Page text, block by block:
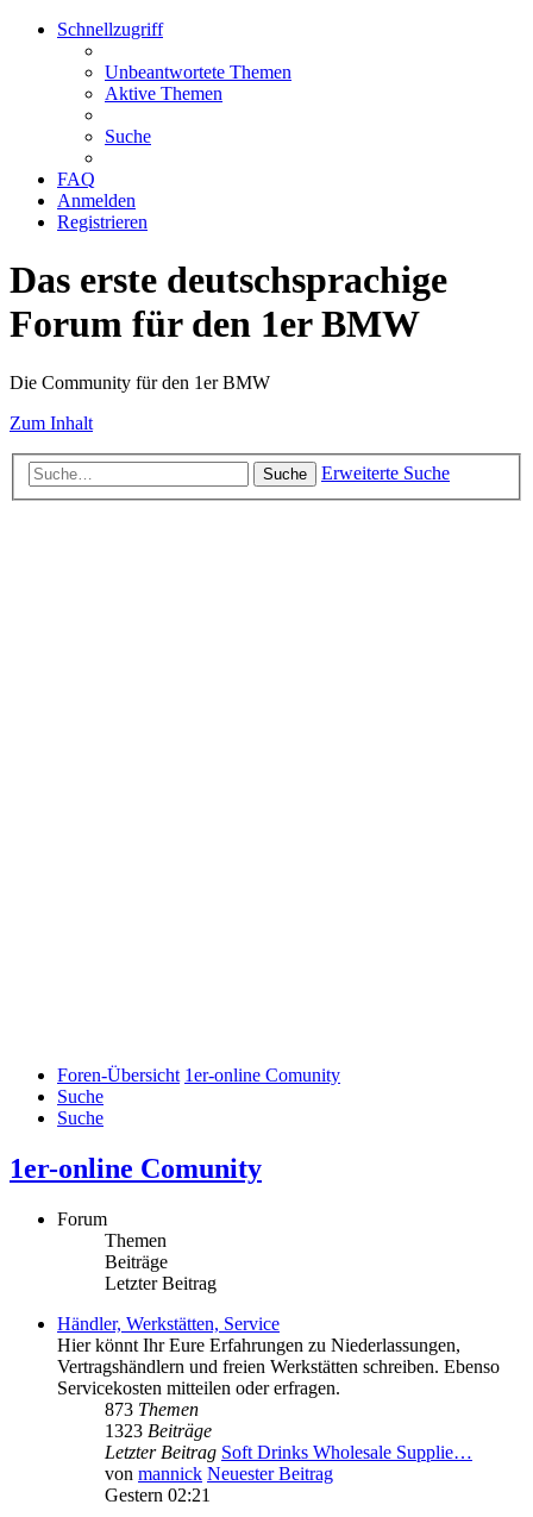
Schnellzugriff
Unbeantwortete Themen
Aktive Themen
Suche
FAQ
Anmelden
Registrieren
Das erste deutschsprachige
Forum für den 1er BMW
Die Community für den 1er BMW
Zum Inhalt
Suche Erweiterte Suche
Foren-Übersicht 1er-online Comunity
Suche
Suche
1er-online Comunity
Forum
Themen
Beiträge
Letzter Beitrag
Händler, Werkstätten, Service
Hier könnt Ihr Eure Erfahrungen zu Niederlassungen,
Vertragshändlern und freien Werkstätten schreiben. Ebenso
Servicekosten mitteilen oder erfragen.
873 Themen
1323 Beiträge
Letzter Beitrag Soft Drinks Wholesale Supplie…
von mannick Neuester Beitrag
Gestern 02:21